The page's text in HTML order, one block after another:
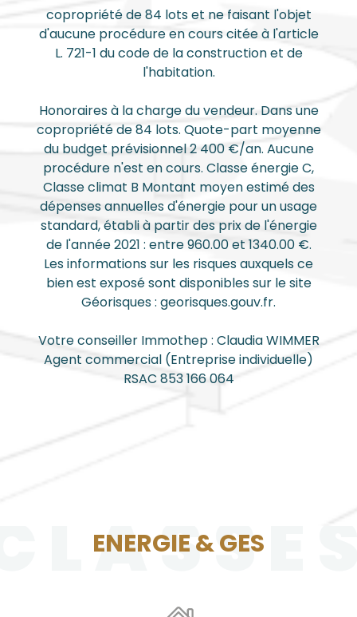
copropriété de 84 lots et ne faisant l'objet
d'aucune procédure en cours citée à l'article
L. 721-1 du code de la construction et de
l'habitation.
Honoraires à la charge du vendeur. Dans une
copropriété de 84 lots. Quote-part moyenne
du budget prévisionnel 2 400 €/an. Aucune
procédure n'est en cours. Classe énergie C,
Classe climat B Montant moyen estimé des
dépenses annuelles d'énergie pour un usage
standard, établi à partir des prix de l'énergie
de l'année 2021 : entre 960.00 et 1340.00 €.
Les informations sur les risques auxquels ce
bien est exposé sont disponibles sur le site
Géorisques : georisques.gouv.fr.
Votre conseiller Immothep : Claudia WIMMER
Agent commercial (Entreprise individuelle)
RSAC 853 166 064
ENERGIE & GES